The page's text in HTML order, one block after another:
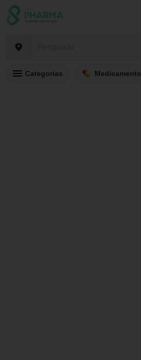
Categorias